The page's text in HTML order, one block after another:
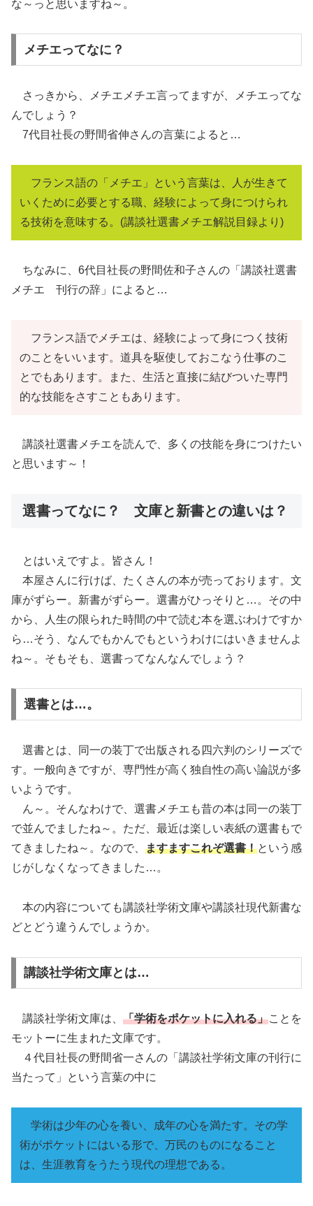
な～っと思いますね～。
メチエってなに？
さっきから、メチエメチエ言ってますが、メチエってな
んでしょう？
7代目社長の野間省伸さんの言葉によると…
フランス語の「メチエ」という言葉は、人が生きて
いくために必要とする職、経験によって身につけられ
る技術を意味する。(講談社選書メチエ解説目録より)
ちなみに、6代目社長の野間佐和子さんの「講談社選書
メチエ 刊行の辞」によると…
フランス語でメチエは、経験によって身につく技術
のことをいいます。道具を駆使しておこなう仕事のこ
とでもあります。また、生活と直接に結びついた専門
的な技能をさすこともあります。
講談社選書メチエを読んで、多くの技能を身につけたい
と思います～！
選書ってなに？ 文庫と新書との違いは？
とはいえですよ。皆さん！
本屋さんに行けば、たくさんの本が売っております。文
庫がずらー。新書がずらー。選書がひっそりと…。その中
から、人生の限られた時間の中で読む本を選ぶわけですか
ら…そう、なんでもかんでもというわけにはいきませんよ
ね～。そもそも、選書ってなんなんでしょう？
選書とは…。
選書とは、同一の装丁で出版される四六判のシリーズで
す。一般向きですが、専門性が高く独自性の高い論説が多
いようです。
ん～。そんなわけで、選書メチエも昔の本は同一の装丁
で並んでましたね～。ただ、最近は楽しい表紙の選書もで
てきましたね～。なので、 ますますこれぞ選書！という感
じがしなくなってきました…。
本の内容についても講談社学術文庫や講談社現代新書な
どとどう違うんでしょうか。
講談社学術文庫とは…
講談社学術文庫は、 「学術をポケットに入れる」ことを
モットーに生まれた文庫です。
４代目社長の野間省一さんの「講談社学術文庫の刊行に
当たって」という言葉の中に
学術は少年の心を養い、成年の心を満たす。その学
術がポケットにはいる形で、万民のものになること
は、生涯教育をうたう現代の理想である。